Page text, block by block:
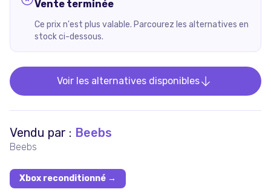
Vente terminée
Ce prix n'est plus valable. Parcourez les alternatives en
stock ci-dessous.
Voir les alternatives disponibles
Vendu par : Beebs
Beebs
Xbox reconditionné →